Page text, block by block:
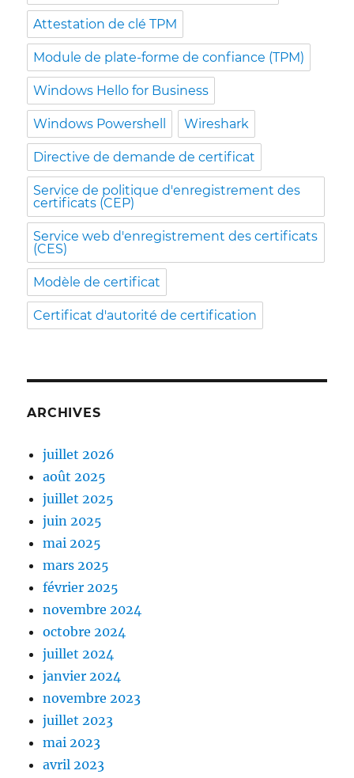
Attestation de clé TPM
Module de plate-forme de confiance (TPM)
Windows Hello for Business
Windows Powershell Wireshark
Directive de demande de certificat
Service de politique d'enregistrement des
certificats (CEP)
Service web d'enregistrement des certificats
(CES)
Modèle de certificat
Certificat d'autorité de certification
ARCHIVES
juillet 2026
août 2025
juillet 2025
juin 2025
mai 2025
mars 2025
février 2025
novembre 2024
octobre 2024
juillet 2024
janvier 2024
novembre 2023
juillet 2023
mai 2023
avril 2023